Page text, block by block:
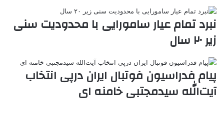
نبرد تمام عیار سامورایی با محدودیت سنی
زیر ۲۰ سال
پیام فدراسیون فوتبال ایران درپی انتخاب
آیت‌الله سیدمجتبی خامنه ای